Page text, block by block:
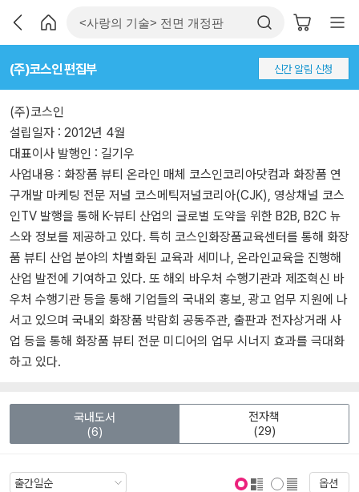
(주)코스인 편집부 신간 알림 신청
(주)코스인
설립일자 : 2012년 4월
대표이사 발행인 : 길기우
사업내용 : 화장품 뷰티 온라인 매체 코스인코리아닷컴과 화장품 연
구개발 마케팅 전문 저널 코스메틱저널코리아(CJK), 영상채널 코스
인TV 발행을 통해 K-뷰티 산업의 글로벌 도약을 위한 B2B, B2C 뉴
스와 정보를 제공하고 있다. 특히 코스인화장품교육센터를 통해 화장
품 뷰티 산업 분야의 차별화된 교육과 세미나, 온라인교육을 진행해
산업 발전에 기여하고 있다. 또 해외 바우처 수행기관과 제조혁신 바
우처 수행기관 등을 통해 기업들의 국내외 홍보, 광고 업무 지원에 나
서고 있으며 국내외 화장품 박람회 공동주관, 출판과 전자상거래 사
업 등을 통해 화장품 뷰티 전문 미디어의 업무 시너지 효과를 극대화
하고 있다.
국내도서
(6)
전자책
(29)
옵션